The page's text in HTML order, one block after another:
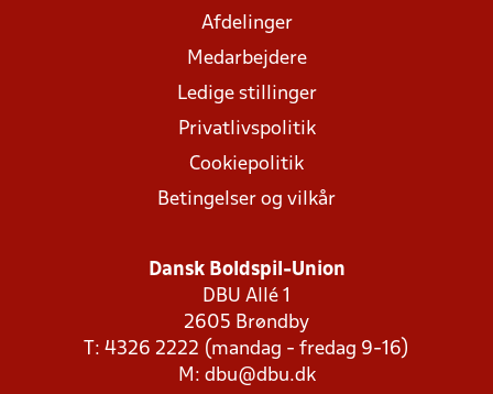
Afdelinger
Medarbejdere
Ledige stillinger
Privatlivspolitik
Cookiepolitik
Betingelser og vilkår
Dansk Boldspil-Union
DBU Allé 1
2605 Brøndby
T: 4326 2222 (mandag - fredag 9-16)
M: dbu@dbu.dk